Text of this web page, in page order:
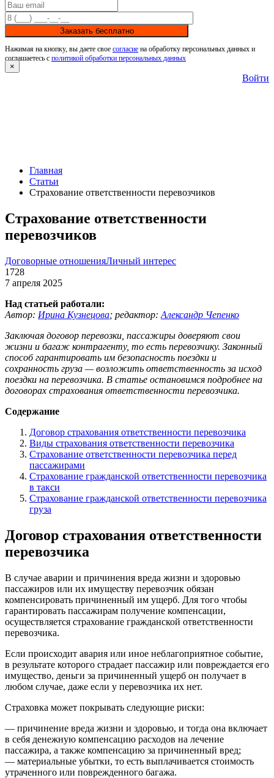
Заказать бесплатно
Нажимая на кнопку, вы даете свое согласие на обработку персональных данных и
соглашаетесь с политикой обработки персональных данных
×
Войти
Главная
Статьи
Страхование ответственности перевозчиков
Страхование ответственности
перевозчиков
Договорные отношенияЛичный интерес
1728
7 апреля 2025
Над статьей работали:
Автор: Ирина Кузнецова; редактор: Александр Чепенко
Заключая договор перевозки, пассажиры доверяют свои
жизни и багаж контрагенту, то есть перевозчику. Законный
способ гарантировать им безопасность поездки и
сохранность груза — возложить ответственность за исход
поездки на перевозчика. В статье остановимся подробнее на
договорах страхования ответственности перевозчика.
Содержание
Договор страхования ответственности перевозчика
Виды страхования ответственности перевозчика
Страхование ответственности перевозчика перед
пассажирами
Страхование гражданской ответственности перевозчика
в такси
Страхование гражданской ответственности перевозчика
груза
Договор страхования ответственности
перевозчика
В случае аварии и причинения вреда жизни и здоровью
пассажиров или их имуществу перевозчик обязан
компенсировать причиненный им ущерб. Для того чтобы
гарантировать пассажирам получение компенсации,
осуществляется страхование гражданской ответственности
перевозчика.
Если происходит авария или иное неблагоприятное событие,
в результате которого страдает пассажир или повреждается его
имущество, деньги за причиненный ущерб он получает в
любом случае, даже если у перевозчика их нет.
Страховка может покрывать следующие риски:
— причинение вреда жизни и здоровью, и тогда она включает
в себя денежную компенсацию расходов на лечение
пассажира, а также компенсацию за причиненный вред;
— материальные убытки, то есть выплачивается стоимость
утраченного или поврежденного багажа.